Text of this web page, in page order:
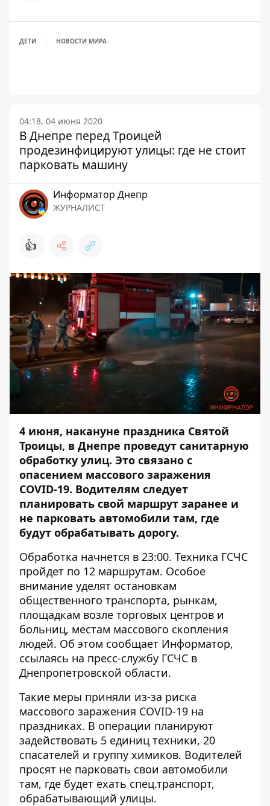
ДЕТИ НОВОСТИ МИРА
04:18, 04 июня 2020
В Днепре перед Троицей
продезинфицируют улицы: где не стоит
парковать машину
Информатор Днепр
ЖУРНАЛИСТ
👍
4 июня, накануне праздника Святой
Троицы, в Днепре проведут санитарную
обработку улиц. Это связано с
опасением массового заражения
COVID-19. Водителям следует
планировать свой маршрут заранее и
не парковать автомобили там, где
будут обрабатывать дорогу.
Обработка начнется в 23:00. Техника ГСЧС
пройдет по 12 маршрутам. Особое
внимание уделят остановкам
общественного транспорта, рынкам,
площадкам возле торговых центров и
больниц, местам массового скопления
людей. Об этом сообщает Информатор,
ссылаясь на пресс-службу ГСЧС в
Днепропетровской области.
Такие меры приняли из-за риска
массового заражения COVID-19 на
праздниках. В операции планируют
задействовать 5 единиц техники, 20
спасателей и группу химиков. Водителей
просят не парковать свои автомобили
там, где будет ехать спец.транспорт,
обрабатывающий улицы.